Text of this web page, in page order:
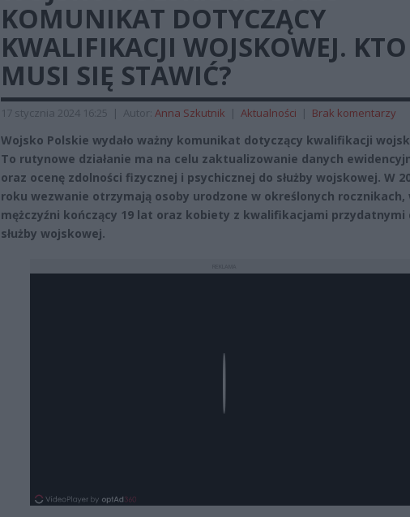
KOMUNIKAT DOTYCZĄCY
KWALIFIKACJI WOJSKOWEJ. KTO
MUSI SIĘ STAWIĆ?
17 stycznia 2024 16:25 | Autor: Anna Szkutnik | Aktualności | Brak komentarzy
Wojsko Polskie wydało ważny komunikat dotyczący kwalifikacji
To rutynowe działanie ma na celu zaktualizowanie danych
oraz ocenę zdolności fizycznej i psychicznej do służby wojskowej. W
roku wezwanie otrzymają osoby urodzone w określonych rocznikach,
mężczyźni kończący 19 lat oraz kobiety z kwalifikacjami przydatnymi
służby wojskowej.